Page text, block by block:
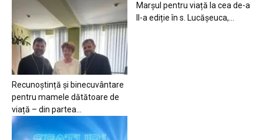
Recunoștință și binecuvântare
pentru mamele dătătoare de
viață – din partea...
Marșul pentru viață la cea de-a
II-a ediție în s. Lucășeuca,...